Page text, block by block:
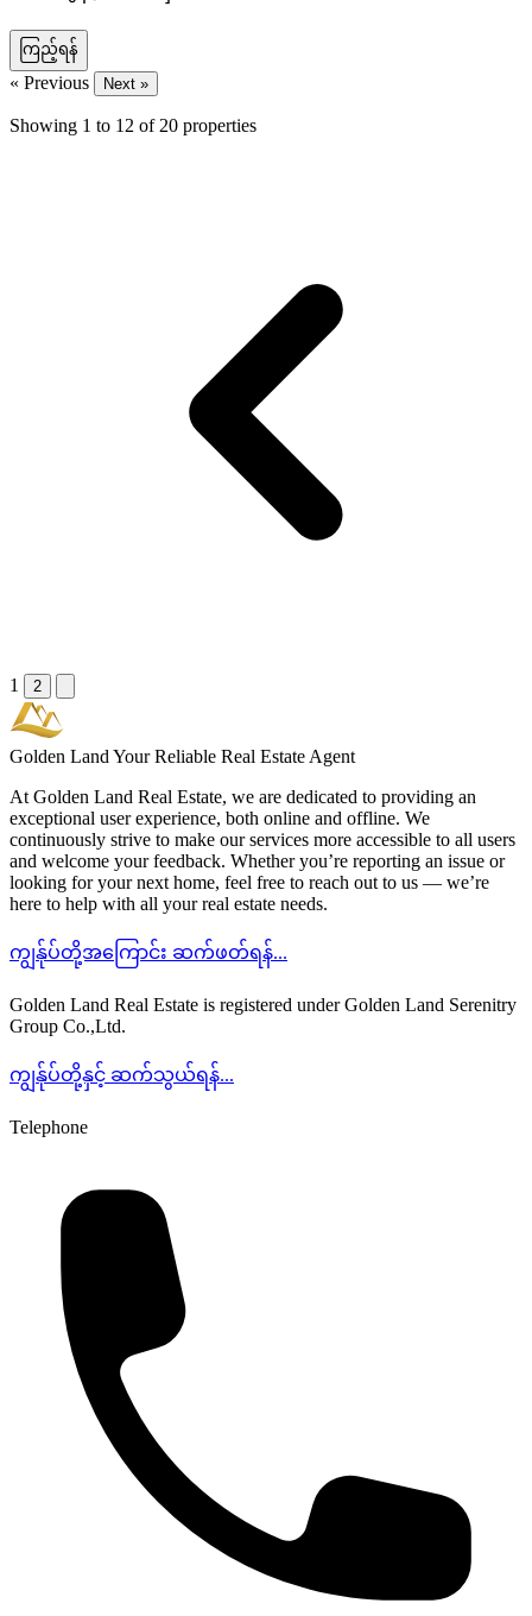
ကြည့်ရန်
« Previous Next »
Showing 1 to 12 of 20 properties
1 2
Golden Land Your Reliable Real Estate Agent
At Golden Land Real Estate, we are dedicated to providing an
exceptional user experience, both online and offline. We
continuously strive to make our services more accessible to all users
and welcome your feedback. Whether you’re reporting an issue or
looking for your next home, feel free to reach out to us — we’re
here to help with all your real estate needs.
ကျွန်ုပ်တို့အကြောင်း ဆက်ဖတ်ရန်...
Golden Land Real Estate is registered under Golden Land Serenitry
Group Co.,Ltd.
ကျွန်ုပ်တို့နှင့် ဆက်သွယ်ရန်...
Telephone